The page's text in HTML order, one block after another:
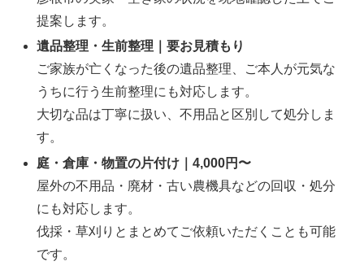
提案します。
遺品整理・生前整理｜要お見積もり
ご家族が亡くなった後の遺品整理、ご本人が元気な
うちに行う生前整理にも対応します。
大切な品は丁寧に扱い、不用品と区別して処分しま
す。
庭・倉庫・物置の片付け｜4,000円〜
屋外の不用品・廃材・古い農機具などの回収・処分
にも対応します。
伐採・草刈りとまとめてご依頼いただくことも可能
です。